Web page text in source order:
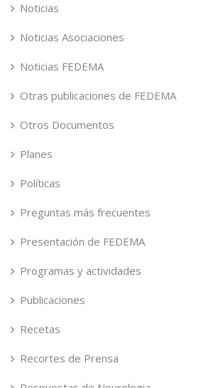
Noticias
Noticias Asociaciones
Noticias FEDEMA
Otras publicaciones de FEDEMA
Otros Documentos
Planes
Políticas
Preguntas más frecuentes
Presentación de FEDEMA
Programas y actividades
Publicaciones
Recetas
Recortes de Prensa